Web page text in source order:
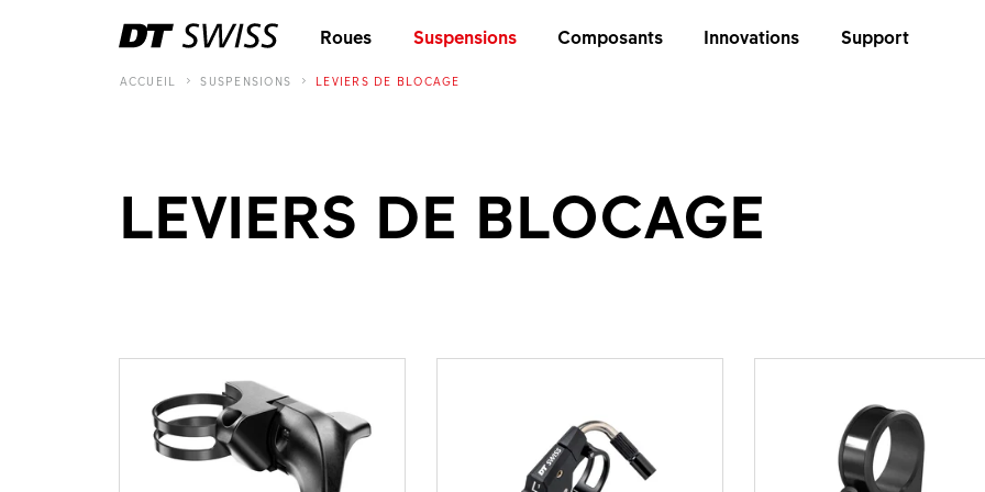
Roues Suspensions Composants Innovations Support
ACCUEIL SUSPENSIONS LEVIERS DE BLOCAGE
LEVIERS DE BLOCAGE